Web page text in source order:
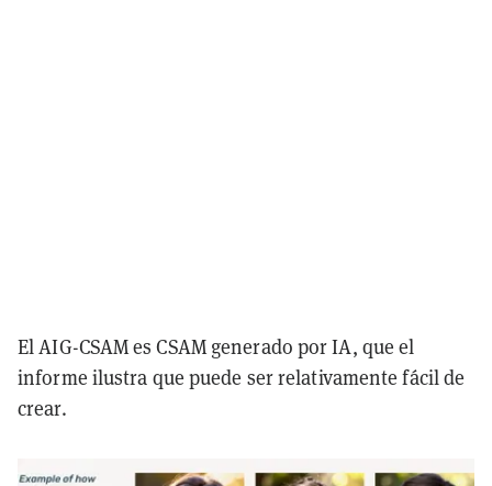
El AIG-CSAM es CSAM generado por IA, que el
informe ilustra que puede ser relativamente fácil de
crear.